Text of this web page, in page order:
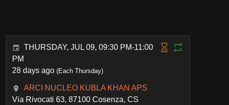
THURSDAY, JUL 09, 09:30 PM-11:00
PM
28 days ago (Each Thursday)
ARCI NUCLEO KUBLA KHAN APS
Via Rivocati 63, 87100 Cosenza, CS